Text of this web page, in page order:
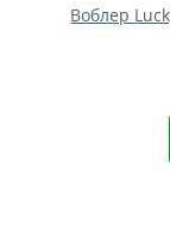
Воблер